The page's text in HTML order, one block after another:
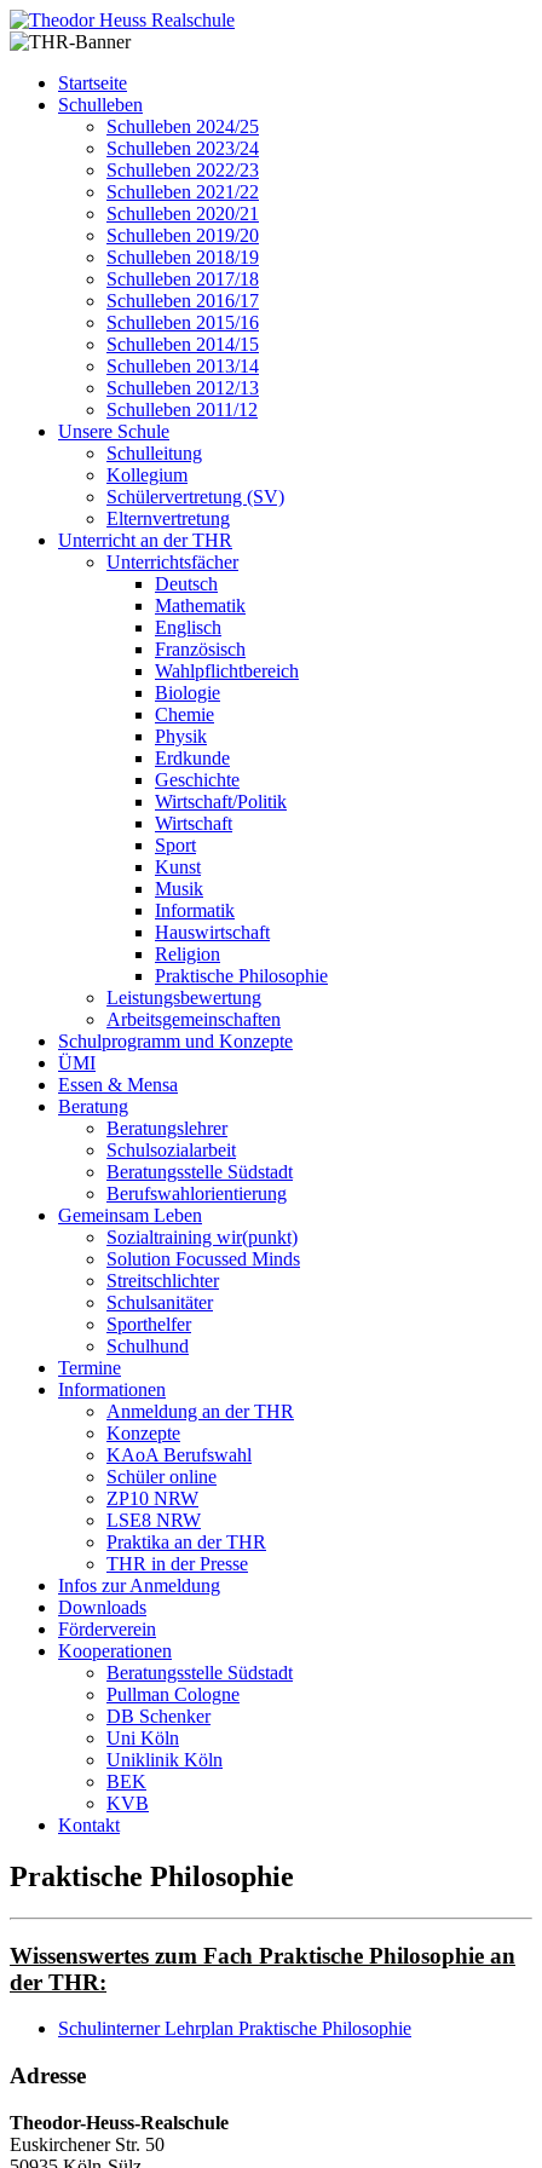
Startseite
Schulleben
Schulleben 2024/25
Schulleben 2023/24
Schulleben 2022/23
Schulleben 2021/22
Schulleben 2020/21
Schulleben 2019/20
Schulleben 2018/19
Schulleben 2017/18
Schulleben 2016/17
Schulleben 2015/16
Schulleben 2014/15
Schulleben 2013/14
Schulleben 2012/13
Schulleben 2011/12
Unsere Schule
Schulleitung
Kollegium
Schülervertretung (SV)
Elternvertretung
Unterricht an der THR
Unterrichtsfächer
Deutsch
Mathematik
Englisch
Französisch
Wahlpflichtbereich
Biologie
Chemie
Physik
Erdkunde
Geschichte
Wirtschaft/Politik
Wirtschaft
Sport
Kunst
Musik
Informatik
Hauswirtschaft
Religion
Praktische Philosophie
Leistungsbewertung
Arbeitsgemeinschaften
Schulprogramm und Konzepte
ÜMI
Essen & Mensa
Beratung
Beratungslehrer
Schulsozialarbeit
Beratungsstelle Südstadt
Berufswahlorientierung
Gemeinsam Leben
Sozialtraining wir(punkt)
Solution Focussed Minds
Streitschlichter
Schulsanitäter
Sporthelfer
Schulhund
Termine
Informationen
Anmeldung an der THR
Konzepte
KAoA Berufswahl
Schüler online
ZP10 NRW
LSE8 NRW
Praktika an der THR
THR in der Presse
Infos zur Anmeldung
Downloads
Förderverein
Kooperationen
Beratungsstelle Südstadt
Pullman Cologne
DB Schenker
Uni Köln
Uniklinik Köln
BEK
KVB
Kontakt
Praktische Philosophie
Wissenswertes zum Fach Praktische Philosophie an
der THR:
Schulinterner Lehrplan Praktische Philosophie
Adresse
Theodor-Heuss-Realschule
Euskirchener Str. 50